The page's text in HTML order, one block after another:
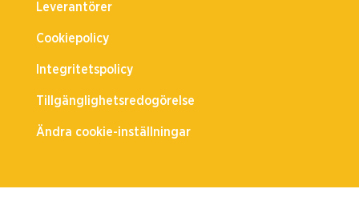
Leverantörer
Cookiepolicy
Integritetspolicy
Tillgänglighetsredogörelse
Ändra cookie-inställningar